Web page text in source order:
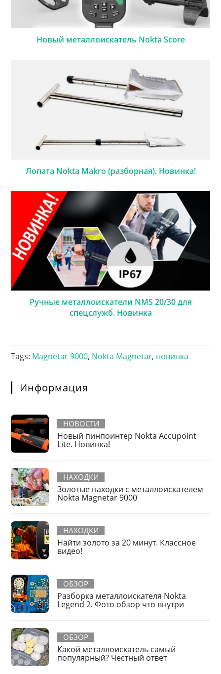
Новый металлоискатель Nokta Score
Лопата Nokta Makro (разборная). Новинка!
Ручные металлоискатели NMS 20/30 для
спецслужб. Новинка
Tags: Magnetar 9000, Nokta Magnetar, новинка
Информация
НОВОСТИ
Новый пинпоинтер Nokta Accupoint
Lite. Новинка!
НАХОДКИ
Золотые находки с металлоискателем
Nokta Magnetar 9000
НАХОДКИ
Найти золото за 20 минут. Классное
видео!
ОБЗОР
Разборка металлоискателя Nokta
Legend 2. Фото обзор что внутри
ОБЗОР
Какой металлоискатель самый
популярный? Честный ответ